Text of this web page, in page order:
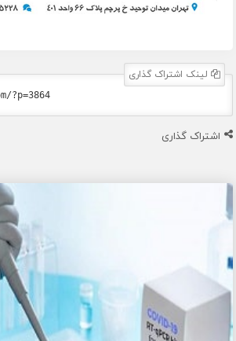
لینک اشتراک گذاری
اشتراک گذاری